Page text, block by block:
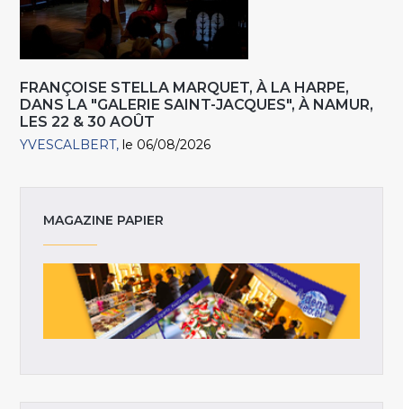
FRANÇOISE STELLA MARQUET, À LA HARPE,
DANS LA "GALERIE SAINT-JACQUES", À NAMUR,
LES 22 & 30 AOÛT
YVESCALBERT le 06/08/2026
MAGAZINE PAPIER